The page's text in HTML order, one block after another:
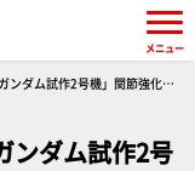
ンダム試作2号機」関節強化と
ンダム試作2号
メニュー